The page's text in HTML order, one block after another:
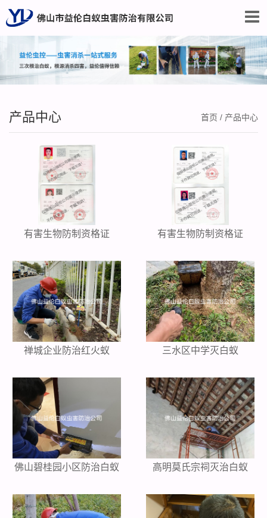
产品中心 首页 / 产品中心
有害生物防制资格证 有害生物防制资格证
禅城企业防治红火蚁 三水区中学灭白蚁
佛山碧桂园小区防治白蚁 高明莫氏宗祠灭治白蚁